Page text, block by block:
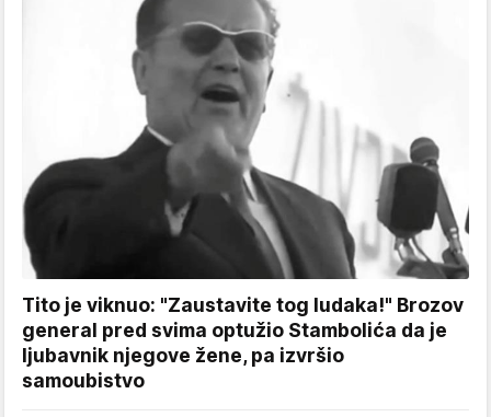
Tito je viknuo: "Zaustavite tog ludaka!" Brozov
general pred svima optužio Stambolića da je
ljubavnik njegove žene, pa izvršio
samoubistvo